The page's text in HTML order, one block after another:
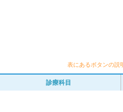
表にあるボタンの説
診療科目